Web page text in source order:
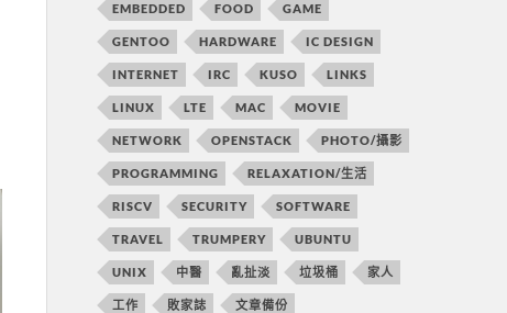
EMBEDDED FOOD GAME
GENTOO HARDWARE IC DESIGN
INTERNET IRC KUSO LINKS
LINUX LTE MAC MOVIE
NETWORK OPENSTACK PHOTO/攝影
PROGRAMMING RELAXATION/生活
RISCV SECURITY SOFTWARE
TRAVEL TRUMPERY UBUNTU
UNIX 中醫 亂扯淡 垃圾桶 家人
工作 敗家誌 文章備份